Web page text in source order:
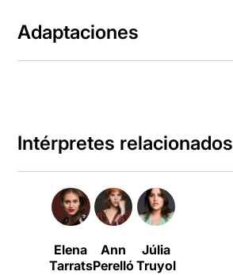
Adaptaciones
Intérpretes relacionados
Elena
Tarrats
Ann
Perelló
Júlia
Truyol